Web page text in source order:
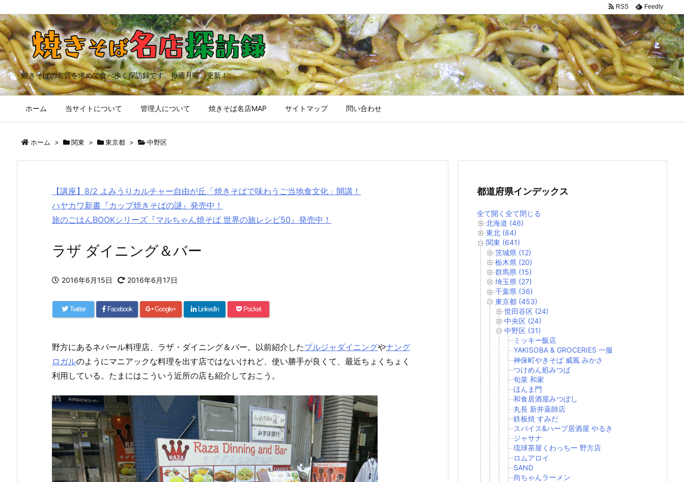
焼きそばの名店を求めて食べ歩く探訪録です。毎週月曜、更新！
ホーム 当サイトについて 管理人について 焼きそば名店MAP サイトマップ 問い合わせ
RSS Feedly
ホーム > 関東 > 東京都 > 中野区
【講座】8/2 よみうりカルチャー自由が丘「焼きそばで味わうご当地食文化」開講！
ハヤカワ新書『カップ焼きそばの謎』発売中！
旅のごはんBOOKシリーズ『マルちゃん焼そば 世界の旅レシピ50』発売中！
ラザ ダイニング＆バー
2016年6月15日 2016年6月17日
Twitter Facebook Google+ LinkedIn Pocket
野方にあるネパール料理店、ラザ・ダイニング＆バー。以前紹介したプルジャダイニングやナング
ロガルのようにマニアックな料理を出す店ではないけれど、使い勝手が良くて、最近ちょくちょく
利用している。たまにはこういう近所の店も紹介しておこう。
都道府県インデックス
全て開く 全て閉じる
北海道 (46)
東北 (84)
関東 (641)
茨城県 (12)
栃木県 (20)
群馬県 (15)
埼玉県 (27)
千葉県 (36)
東京都 (453)
世田谷区 (24)
中央区 (24)
中野区 (31)
ミッキー飯店
YAKISOBA & GROCERIES 一服
神保町やきそば 威風 みかさ
つけめん処みつば
旬菜 和家
ほんま門
和食居酒屋みつぼし
丸長 新井薬師店
鉄板焼 すみだ
スパイス&ハーブ居酒屋 やるき
ジャサナ
琉球茶屋くわっちー 野方店
ロムアロイ
SAND
尚ちゃんラーメン